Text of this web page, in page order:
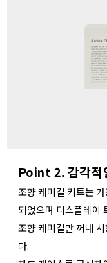
Point 2. 감각적
조향 케미컬 키트는
되었으며 디스플레이
조향 케미컬만 꺼내
다.